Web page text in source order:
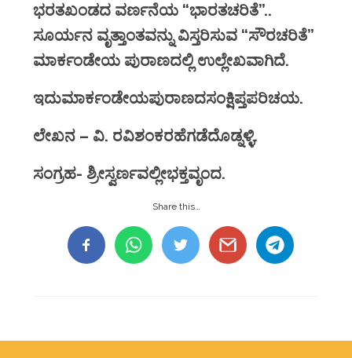
ಭರತಖಂಡದ ವರ್ಣನೆಯ “ಭಾರತಚರಿತೆ”..
ಸೂರ್ಯನ ವೃತ್ತಾಂತವನ್ನು ವಿಸ್ತರಿಸುವ “ಸೌರಚರಿತೆ”
ಮಾರ್ಕಂಡೇಯ ಪುರಾಣದಲ್ಲಿ ಉಲ್ಲೇಖವಾಗಿದೆ.
ಇದುಮಾರ್ಕಂಡೇಯಪುರಾಣದಸಂಕ್ಷಿಪ್ತಪರಿಚಯ.
ಲೇಖನ – ವಿ. ರವಿಶಂಕರಹೆಗಡೆದೊಡ್ನಳ್ಳಿ.
ಸಂಗ್ರಹ- ಶ್ರೀಸ್ವರ್ಣವಲ್ಲೀಭಕ್ತವೃಂದ.
Share this…